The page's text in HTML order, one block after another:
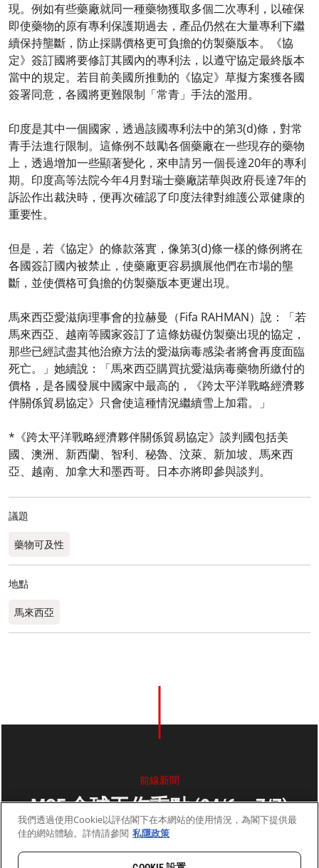
現。例如有些藥廠就同一種藥物獲取多個二次專利，以確保
即使藥物的原有專利保護期過去，產品仍然在大量專利下繼
續保持壟斷，防止採購價格更可負擔的仿製藥版本。《協
定》簽訂國將要修訂其國內的專利法，以遵守協定最終版本
當中的規定。若目前美國所推動的《協定》草擬方案獲各國
簽署同意，各國將更難限制「常青」手法的濫用。
印度是其中一個國家，透過該國專利法中的第3(d)條，對常
青手法進行限制。這條例不鼓勵各個藥廠在一些現存的藥物
上，透過增加一些顯著變化，來申請另一個長達20年的專利
期。印度高等法院今年4月對瑞士藥廠諾華與政府長達7年的
訴訟作出裁決時，便再次確認了印度法律對維護公眾健康的
重要性。
但是，若《協定》的條款落實，像第3(d)條一樣的條例將在
各國簽訂國內被禁止，使藥廠更容易擴展他們在市場的壟
斷，並使價格可負擔的仿製藥版本更遲出現。
馬來西亞愛滋病理事會的拉赫曼（Fifa RAHMAN）說：「若
馬來西亞、越南等國家簽訂了這條妨礙仿製藥出現的協定，
那些已經試盡其他治療方法的愛滋病毒感染者將會再度面臨
死亡。」她續說：「馬來西亞購買抗愛滋病毒藥物所繳付的
價格，是各國發展中國家中最高的，《跨太平洋戰略經濟夥
伴關係貿易協定》只會使這種情況繼續雪上加霜。」
*《跨太平洋戰略經濟夥伴關係貿易協定》談判國包括美
國、澳洲、新西蘭、智利、秘魯、汶萊、新加坡、馬來西
亞、越南、加拿大和墨西哥。日本亦將即參與談判。
議題
藥物可及性
地點
馬來西亞
前線新聞
MSF 全球工作重點 (24/6 – 7/7)
2013年7月08日
我們透過使用Cookie以評估閣下在本網站的使用情況，為閣下提供最
佳的網站體驗。詳情請參閱 私隱政策